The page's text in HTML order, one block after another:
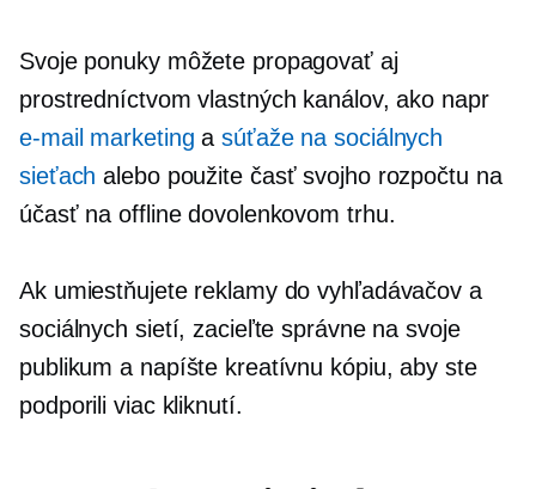
Svoje ponuky môžete propagovať aj
prostredníctvom vlastných kanálov, ako napr
e-mail marketing asúťaže na sociálnych
sieťach alebo použite časť svojho rozpočtu na
účasť na offline dovolenkovom trhu.
Ak umiestňujete reklamy do vyhľadávačov a
sociálnych sietí, zacieľte správne na svoje
publikum a napíšte kreatívnu kópiu, aby ste
podporili viac kliknutí.